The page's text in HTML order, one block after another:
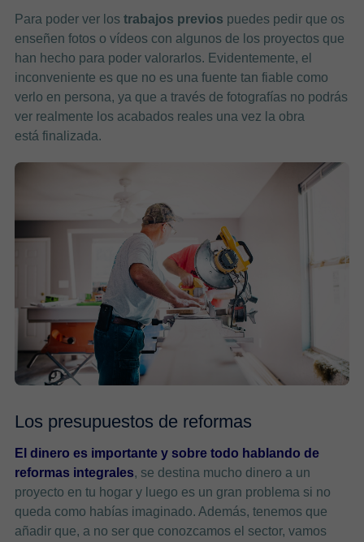
Para poder ver lostrabajos previos puedes pedir que os
enseñen fotos o vídeos con algunos de los proyectos que
han hecho para poder valorarlos. Evidentemente, el
inconveniente es que no es una fuente tan fiable como
verlo en persona, ya que a través de fotografías no podrás
ver realmente los acabados reales una vez la obra
está finalizada.
Los presupuestos de reformas
El dinero es importante y sobre todo hablando de
reformas integrales, se destina mucho dinero a un
proyecto en tu hogar y luego es un gran problema si no
queda como habías imaginado. Además, tenemos que
añadir que, a no ser que conozcamos el sector, vamos